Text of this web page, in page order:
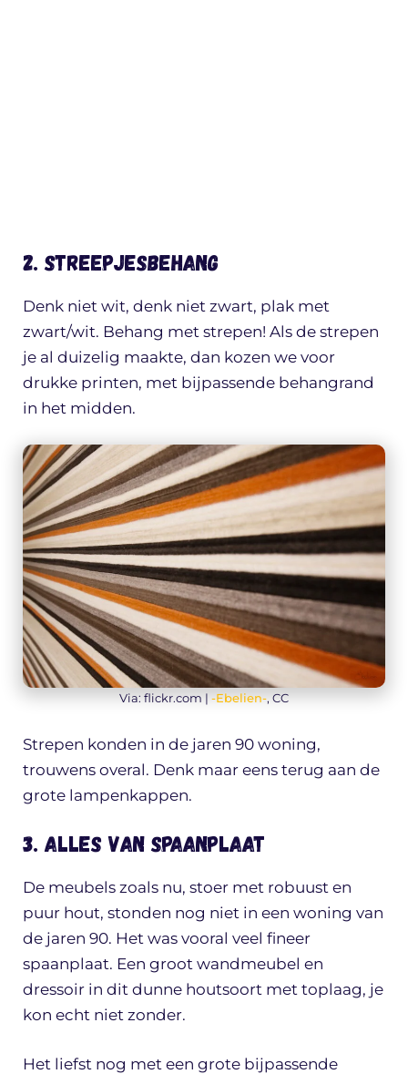
2. Streepjesbehang
Denk niet wit, denk niet zwart, plak met
zwart/wit. Behang met strepen! Als de strepen
je al duizelig maakte, dan kozen we voor
drukke printen, met bijpassende behangrand
in het midden.
Via: flickr.com | -Ebelien-, CC
Strepen konden in de jaren 90 woning,
trouwens overal. Denk maar eens terug aan de
grote lampenkappen.
3. Alles van spaanplaat
De meubels zoals nu, stoer met robuust en
puur hout, stonden nog niet in een woning van
de jaren 90. Het was vooral veel fineer
spaanplaat. Een groot wandmeubel en
dressoir in dit dunne houtsoort met toplaag, je
kon echt niet zonder.
Het liefst nog met een grote bijpassende